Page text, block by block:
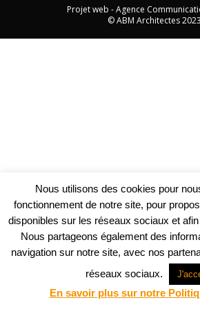
Projet web -Agence
© ABM Architectes 2023
Nous utilisons des cookies pour
fonctionnement de notre site, pour
disponibles sur les réseaux sociaux et afin
Nous partageons également des
navigation sur notre site, avec nos
réseaux sociaux.
En savoir plus sur notre